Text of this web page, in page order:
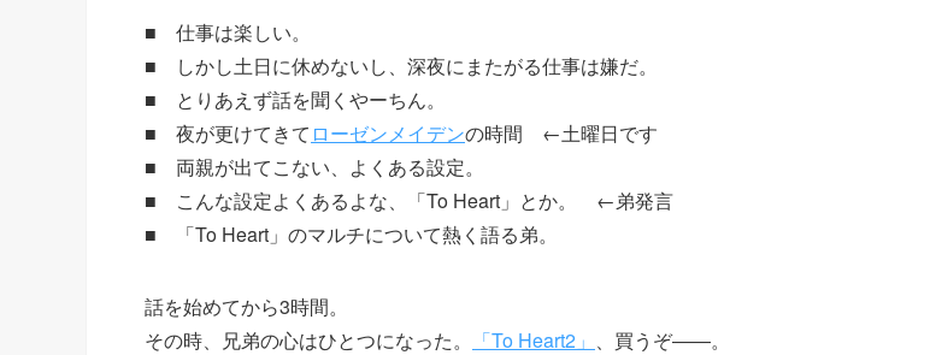
■ 仕事は楽しい。
■ しかし土日に休めないし、深夜にまたがる仕事は嫌だ。
■ とりあえず話を聞くやーちん。
■ 夜が更けてきて ローゼンメイデンの時間 ←土曜日です
■ 両親が出てこない、よくある設定。
■ こんな設定よくあるよな、「To Heart」とか。 ←弟発言
■ 「To Heart」のマルチについて熱く語る弟。
話を始めてから3時間。
その時、兄弟の心はひとつになった。
「To Heart2」 、買うぞ――。